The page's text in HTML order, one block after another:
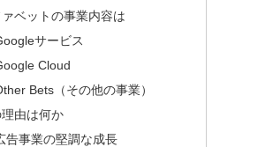
ベットの事業内容は
サービス
Cloud
Bets（その他の事業）
由は何か
告事業の堅調な成長